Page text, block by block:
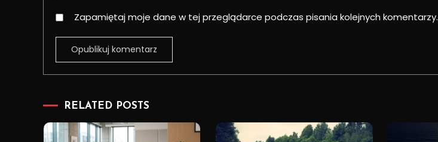
Zapamiętaj moje dane w tej przeglądarce podczas pisania kolejnych komentarzy.
RELATED POSTS